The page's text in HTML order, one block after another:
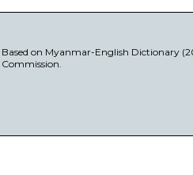
Based on Myanmar-English Dictionary
Commission.